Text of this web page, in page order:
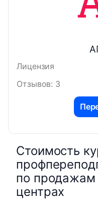
Лицензия
Отзывов: 3
Стоимость
по продажам
центрах